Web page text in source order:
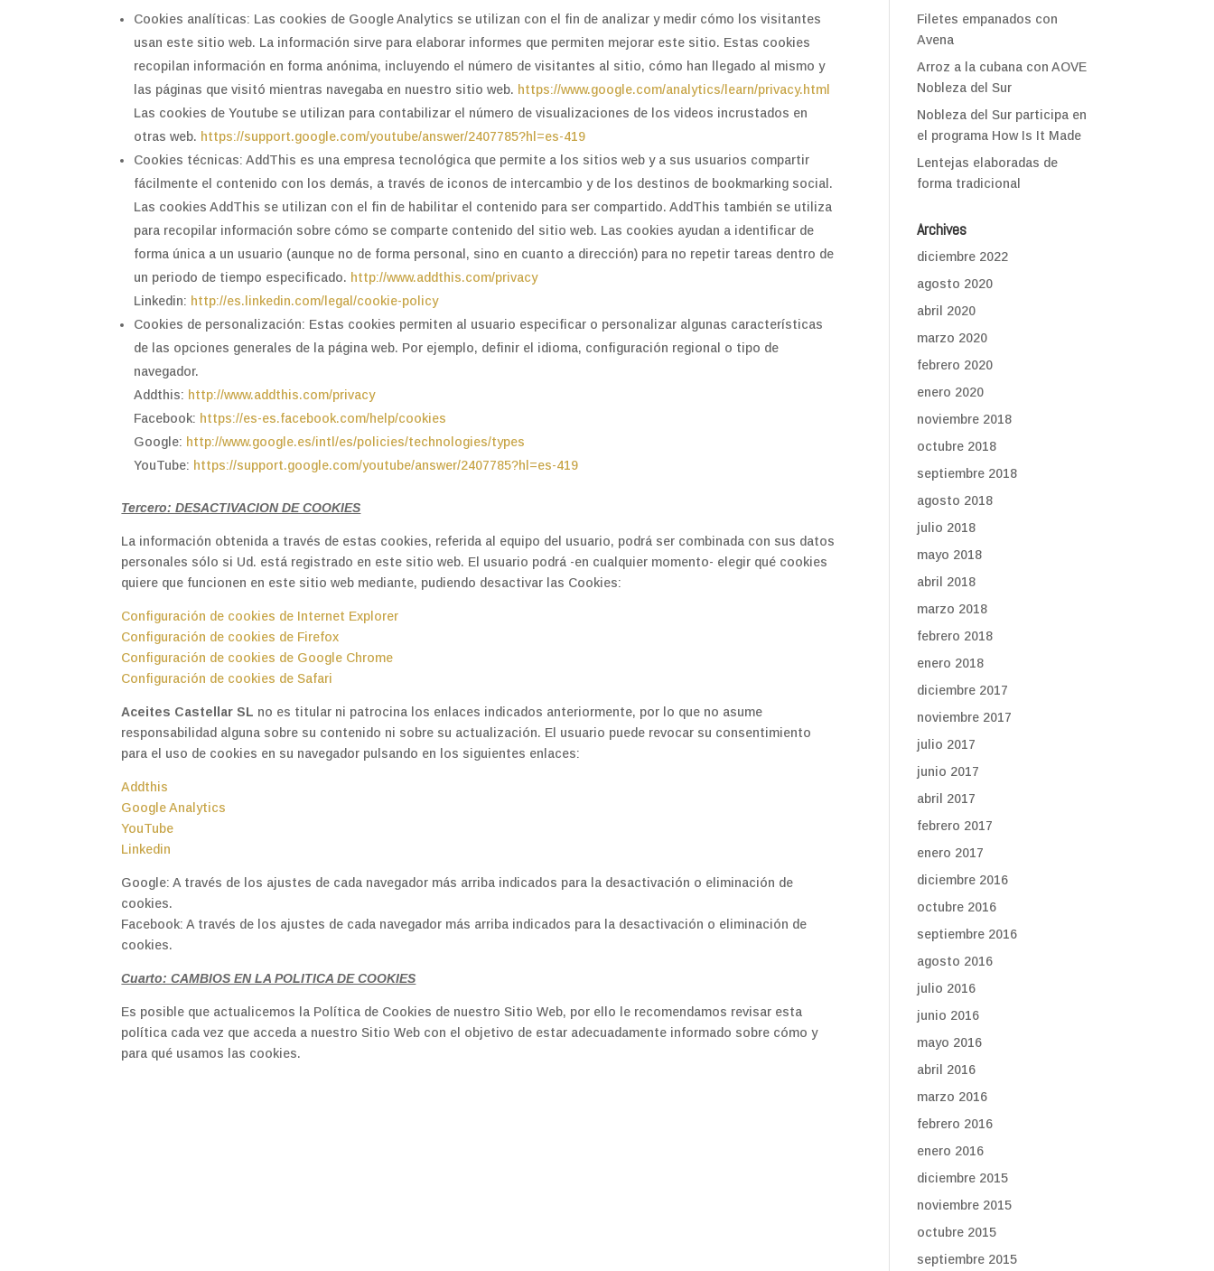
Cookies analíticas: Las cookies de Google Analytics se utilizan con el fin de analizar y medir cómo los visitantes
usan este sitio web. La información sirve para elaborar informes que permiten mejorar este sitio. Estas cookies
recopilan información en forma anónima, incluyendo el número de visitantes al sitio, cómo han llegado al mismo y
las páginas que visitó mientras navegaba en nuestro sitio web. https://www.google.com/analytics/learn/privacy.html
Las cookies de Youtube se utilizan para contabilizar el número de visualizaciones de los videos incrustados en
otras web. https://support.google.com/youtube/answer/2407785?hl=es-419
Cookies técnicas: AddThis es una empresa tecnológica que permite a los sitios web y a sus usuarios compartir
fácilmente el contenido con los demás, a través de iconos de intercambio y de los destinos de bookmarking social.
Las cookies AddThis se utilizan con el fin de habilitar el contenido para ser compartido. AddThis también se utiliza
para recopilar información sobre cómo se comparte contenido del sitio web. Las cookies ayudan a identificar de
forma única a un usuario (aunque no de forma personal, sino en cuanto a dirección) para no repetir tareas dentro de
un periodo de tiempo especificado. http://www.addthis.com/privacy
Linkedin: http://es.linkedin.com/legal/cookie-policy
Cookies de personalización: Estas cookies permiten al usuario especificar o personalizar algunas características
de las opciones generales de la página web. Por ejemplo, definir el idioma, configuración regional o tipo de
navegador.
Addthis: http://www.addthis.com/privacy
Facebook: https://es-es.facebook.com/help/cookies
Google: http://www.google.es/intl/es/policies/technologies/types
YouTube: https://support.google.com/youtube/answer/2407785?hl=es-419
Tercero: DESACTIVACION DE COOKIES
La información obtenida a través de estas cookies, referida al equipo del usuario, podrá ser combinada con sus datos
personales sólo si Ud. está registrado en este sitio web. El usuario podrá -en cualquier momento- elegir qué cookies
quiere que funcionen en este sitio web mediante, pudiendo desactivar las Cookies:
Configuración de cookies de Internet Explorer
Configuración de cookies de Firefox
Configuración de cookies de Google Chrome
Configuración de cookies de Safari
Aceites Castellar SL no es titular ni patrocina los enlaces indicados anteriormente, por lo que no asume
responsabilidad alguna sobre su contenido ni sobre su actualización. El usuario puede revocar su consentimiento
para el uso de cookies en su navegador pulsando en los siguientes enlaces:
Addthis
Google Analytics
YouTube
Linkedin
Google: A través de los ajustes de cada navegador más arriba indicados para la desactivación o eliminación de
cookies.
Facebook: A través de los ajustes de cada navegador más arriba indicados para la desactivación o eliminación de
cookies.
Cuarto: CAMBIOS EN LA POLITICA DE COOKIES
Es posible que actualicemos la Política de Cookies de nuestro Sitio Web, por ello le recomendamos revisar esta
política cada vez que acceda a nuestro Sitio Web con el objetivo de estar adecuadamente informado sobre cómo y
para qué usamos las cookies.
Filetes empanados con
Avena
Arroz a la cubana con AOVE
Nobleza del Sur
Nobleza del Sur participa en
el programa How Is It Made
Lentejas elaboradas de
forma tradicional
Archives
diciembre 2022
agosto 2020
abril 2020
marzo 2020
febrero 2020
enero 2020
noviembre 2018
octubre 2018
septiembre 2018
agosto 2018
julio 2018
mayo 2018
abril 2018
marzo 2018
febrero 2018
enero 2018
diciembre 2017
noviembre 2017
julio 2017
junio 2017
abril 2017
febrero 2017
enero 2017
diciembre 2016
octubre 2016
septiembre 2016
agosto 2016
julio 2016
junio 2016
mayo 2016
abril 2016
marzo 2016
febrero 2016
enero 2016
diciembre 2015
noviembre 2015
octubre 2015
septiembre 2015